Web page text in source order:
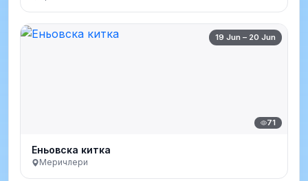
19 Jun – 20 Jun
71
Еньовска китка
Меричлери